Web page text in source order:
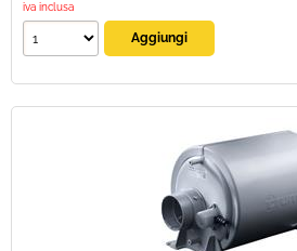
iva inclusa